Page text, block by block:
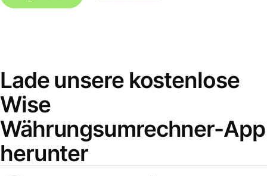
Lade unsere kostenlose
Wise
Währungsumrechner-App
herunter